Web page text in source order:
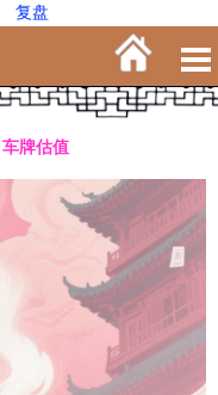
复盘
车牌估值